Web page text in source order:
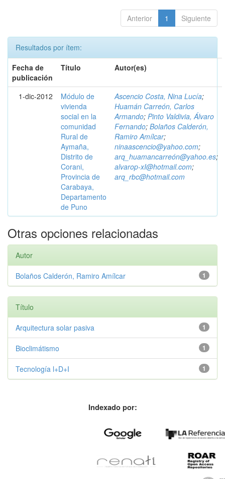
Anterior 1 Siguiente
Resultados por ítem:
Fecha de
publicación
Título Autor(es)
1-dic-2012
Módulo de
vivienda
social en la
comunidad
Rural de
Aymaña,
Distrito de
Corani,
Provincia de
Carabaya,
Departamento
de Puno
Ascencio Costa, Nina Lucía;
Huamán Carreón, Carlos
Armando; Pinto Valdivia, Álvaro
Fernando; Bolaños Calderón,
Ramiro Amílcar;
ninaascencio@yahoo.com;
arq_huamancarreón@yahoo.es;
alvarop-xI@hotmail.com;
arq_rbc@hotmail.com
Otras opciones relacionadas
Autor
1
Bolaños Calderón, Ramiro Amílcar
Título
1
Arquitectura solar pasiva
1
Bioclimátismo
1
Tecnología l+D+I
Indexado por: